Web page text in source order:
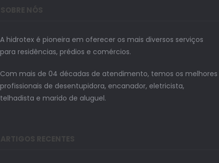
A hidrotex é pioneira em oferecer os mais diversos serviços
para residências, prédios e comércios.
Com mais de 04 décadas de atendimento, temos os melhores
profissionais de desentupidora, encanador, eletricista,
telhadista e marido de aluguel.